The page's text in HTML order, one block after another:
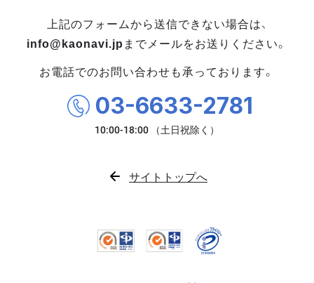
上記のフォームから送信できない場合は、
info@kaonavi.jp までメールをお送りください。
お電話でのお問い合わせも承っております。
03-6633-2781
サイトトップへ